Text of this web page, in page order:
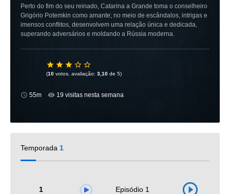
Perto do fim do seu reinado, Catarina a Grande toma o conselheiro
Grigório Potemkin como amante; no meio de escândalos, intrigas e
imensos conflitos, desenvolvem uma relação única e dedicada,
superando adversários e moldando a Rússia moderna.
(10 votos, avaliação: 3,10 de 5)
55m 19 visitas nesta semana
Temporada 1
1 Episódio 1